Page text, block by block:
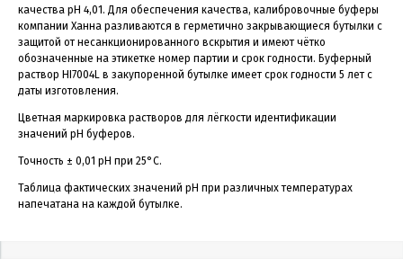
качества рН 4,01. Для обеспечения качества, калибровочные буферы
компании Ханна разливаются в герметично закрывающиеся бутылки с
защитой от несанкционированного вскрытия и имеют чётко
обозначенные на этикетке номер партии и срок годности. Буферный
раствор HI7004L в закупоренной бутылке имеет срок годности 5 лет с
даты изготовления.
Цветная маркировка растворов для лёгкости идентификации
значений рН буферов.
Точность ± 0,01 рН при 25°C.
Таблица фактических значений рН при различных температурах
напечатана на каждой бутылке.